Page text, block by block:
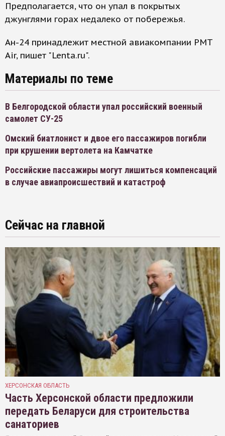
Предполагается, что он упал в покрытых
джунглями горах недалеко от побережья.
Ан-24 принадлежит местной авиакомпании PMT
Air, пишет "Lenta.ru".
Материалы по теме
В Белгородской области упал российский военный
самолет СУ-25
Омский биатлонист и двое его пассажиров погибли
при крушении вертолета на Камчатке
Российские пассажиры могут лишиться компенсаций
в случае авиапроисшествий и катастроф
Сейчас на главной
ХЕРСОНСКАЯ ОБЛАСТЬ
Часть Херсонской области предложили
передать Беларуси для строительства
санаториев